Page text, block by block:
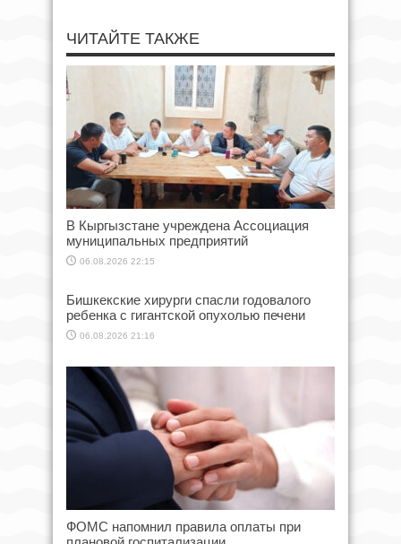
ЧИТАЙТЕ ТАКЖЕ
В Кыргызстане учреждена Ассоциация
муниципальных предприятий
06.08.2026 22:15
Бишкекские хирурги спасли годовалого
ребенка с гигантской опухолью печени
06.08.2026 21:16
ФОМС напомнил правила оплаты при